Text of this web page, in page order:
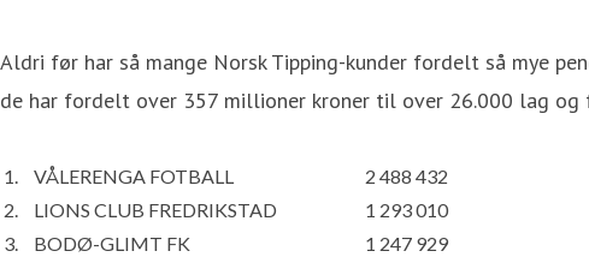
Aldri før har så mange Norsk Tipping-kunder fordelt så mye
de har fordelt over 357 millioner kroner til over 26.000 lag og
1. VÅLERENGA FOTBALL
2 488 432
2.
LIONS CLUB FREDRIKSTAD
1 293 010
3.
BODØ-GLIMT FK
1 247 929